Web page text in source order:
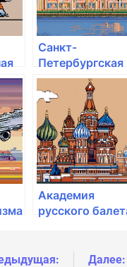
Санкт-
Петербургская
академия
милиции им.
Щёлокова
Академия
русского
Далее: